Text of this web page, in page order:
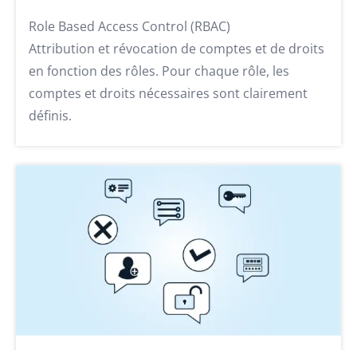
Role Based Access Control (RBAC)
Attribution et révocation de comptes et de droits
en fonction des rôles. Pour chaque rôle, les
comptes et droits nécessaires sont clairement
définis.